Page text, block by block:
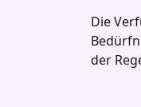
Die
der